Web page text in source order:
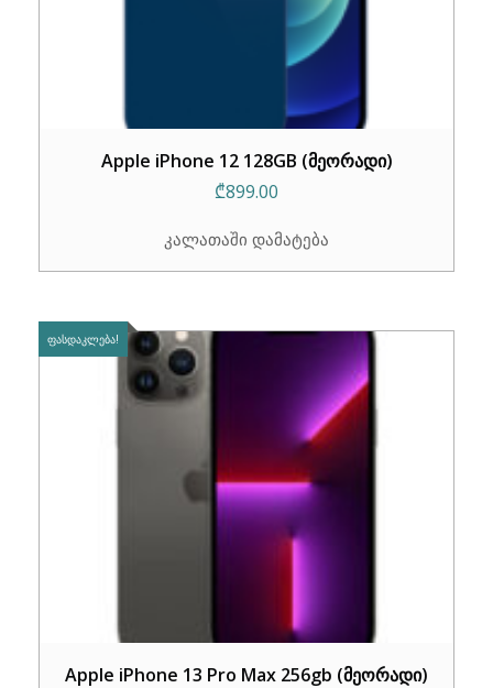
Apple iPhone 12 128GB (მეორადი)
₾899.00
კალათაში დამატება
ᲤᲐᲡᲓᲐᲙᲚᲔᲑᲐ!
Apple iPhone 13 Pro Max 256gb (მეორადი)